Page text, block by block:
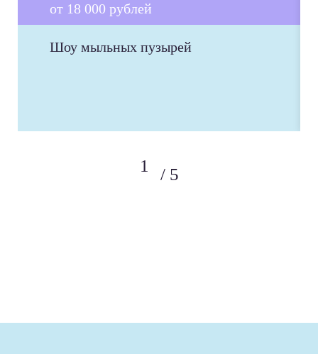
от 18 000 рублей
Шоу мыльных пузырей
5